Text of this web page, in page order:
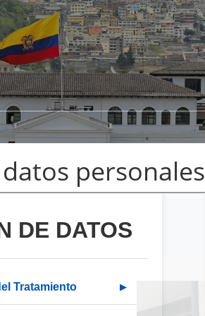
personales